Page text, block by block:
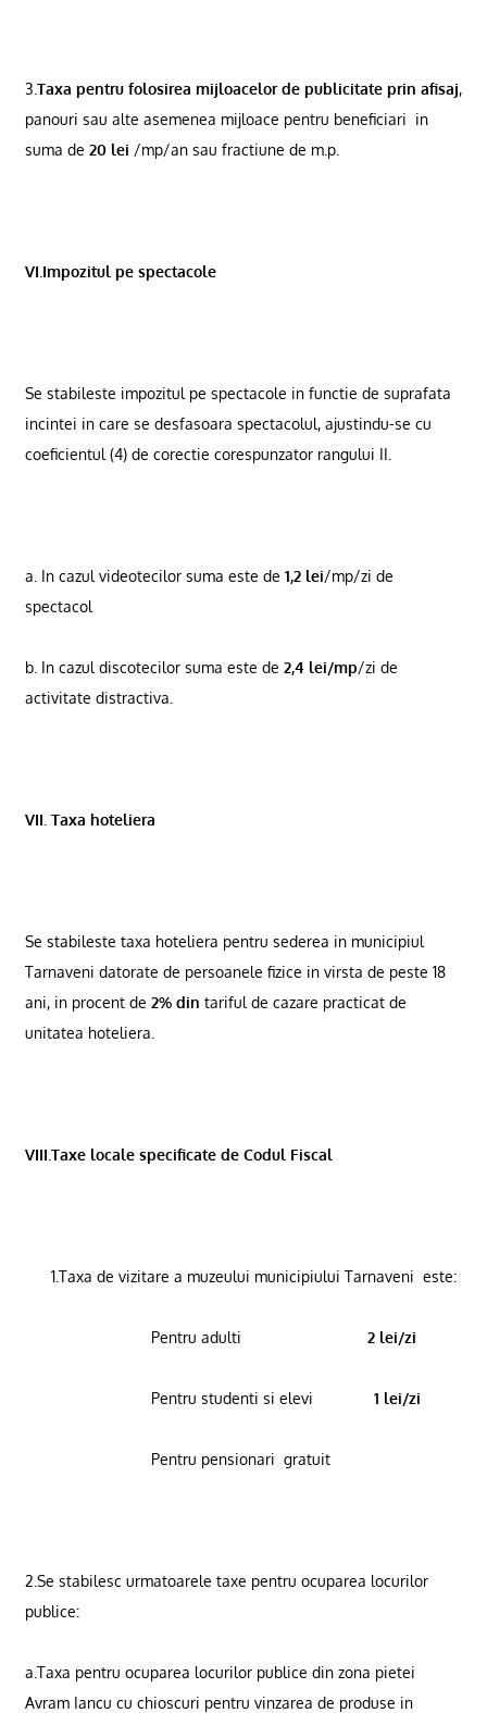
3. Taxa pentru folosirea mijloacelor de publicitate prin afisaj,
panouri sau alte asemenea mijloace pentru beneficiari in
suma de 20 lei /mp/an sau fractiune de m.p.
VI.Impozitul pe spectacole
Se stabileste impozitul pe spectacole in functie de suprafata
incintei in care se desfasoara spectacolul, ajustindu-se cu
coeficientul (4) de corectie corespunzator rangului II.
a. In cazul videotecilor suma este de 1,2 lei/mp/zi de
spectacol
b. In cazul discotecilor suma este de 2,4 lei/mp/zi de
activitate distractiva.
VII. Taxa hoteliera
Se stabileste taxa hoteliera pentru sederea in municipiul
Tarnaveni datorate de persoanele fizice in virsta de peste 18
ani, in procent de 2% din tariful de cazare practicat de
unitatea hoteliera.
VIII.Taxe locale specificate de Codul Fiscal
1.Taxa de vizitare a muzeului municipiului Tarnaveni este:
Pentru adulti 2 lei/zi
Pentru studenti si elevi 1 lei/zi
Pentru pensionari gratuit
2.Se stabilesc urmatoarele taxe pentru ocuparea locurilor
publice:
a.Taxa pentru ocuparea locurilor publice din zona pietei
Avram Iancu cu chioscuri pentru vinzarea de produse in